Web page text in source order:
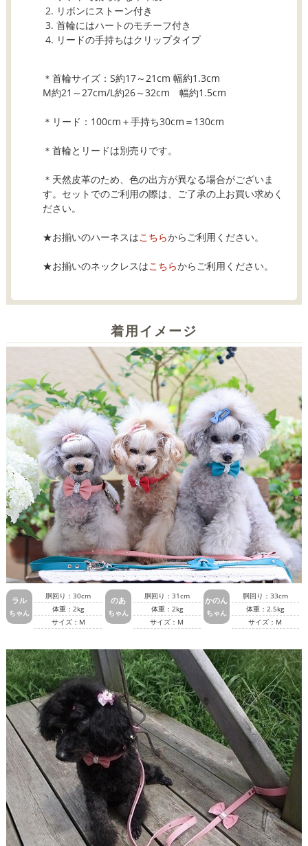
リボンにストーン付き
首輪にはハートのモチーフ付き
リードの手持ちはクリップタイプ
＊首輪サイズ：S約17～21cm 幅約1.3cm
M約21～27cm/L約26～32cm 幅約1.5cm
＊リード：100cm＋手持ち30cm＝130cm
＊首輪とリードは別売りです。
＊天然皮革のため、色の出方が異なる場合がございま
す。セットでのご利用の際は、ご了承の上お買い求めく
ださい。
★お揃いのハーネスはこちらからご利用ください。
★お揃いのネックレスはこちらからご利用ください。
着用イメージ
ラル
ちゃん
胴回り：30cm
体重：2kg
サイズ：M
かのん
ちゃん
胴回り：33cm
体重：2.5kg
サイズ：M
のあ
ちゃん
胴回り：31cm
体重：2kg
サイズ：M